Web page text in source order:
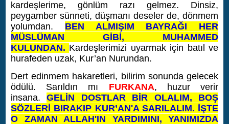
kardeşlerime, gönlüm razı gelmez. Dinsiz,
peygamber sünneti, düşmanı deseler de, dönmem
yolumdan. BEN ALMIŞIM BAYRAĞI HER
MÜSLÜMAN GİBİ, MUHAMMED
KULUNDAN. Kardeşlerimizi uyarmak için batıl ve
hurafeden uzak, Kur’an Nurundan.
Dert edinmem hakaretleri, bilirim sonunda gelecek
ödülü. Sarıldın mı FURKANA, huzur verir
insana.GELİN DOSTLAR BİR OLALIM, BOŞ
SÖZLERİ BIRAKIP KUR’AN'A SARILALIM. İŞTE
O ZAMAN ALLAH'IN YARDIMINI, YANIMIZDA